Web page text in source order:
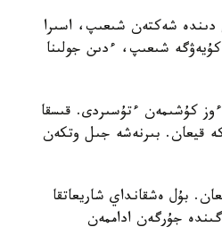
دىندە شەكتەن شىعىپ، اسىرا
شىعىپ، ءدىن جولىنا
ءوز كۇشىمەن ءتۇسىردى. قىسقا
اداممەن نەكە قيعان. بىرنەشە جىل وتكەن
بۇل ەشقانداي شاريعاتقا
جۇرگەن اداممەن